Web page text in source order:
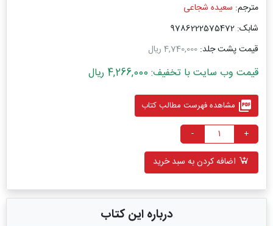
مترجم: سعیده شجاعی
شابک: 9786222575472
قیمت پشت جلد: 4,740,000 ریال
قیمت وب سایت با تخفیف: 4,266,000 ریال
picture_as_pdf مشاهده فهرست مطالب کتاب
+
-
اضافه کردن به سبد خرید
درباره این کتاب